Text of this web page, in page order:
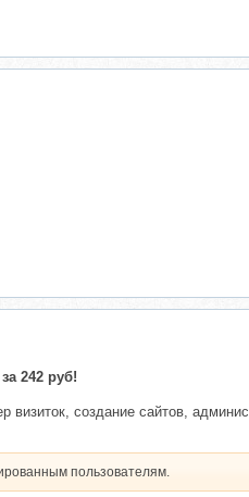
242 руб!
визиток, создание сайтов,
пользователям.